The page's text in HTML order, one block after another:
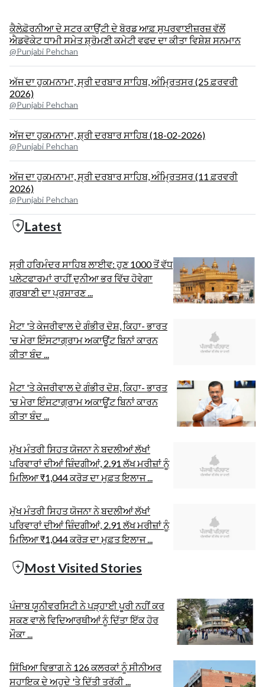
ਕੈਲੇਫ਼ੋਰਨੀਆ ਦੇ ਸਟਰ ਕਾਉਂਟੀ ਦੇ ਬੋਰਡ ਆਫ਼ ਸੁਪਰਵਾਈਜ਼ਰਜ਼ ਵੱਲੋਂ
ਐਡਵੋਕੇਟ ਧਾਮੀ ਸਮੇਤ ਸ਼੍ਰੋਮਣੀ ਕਮੇਟੀ ਵਫਦ ਦਾ ਕੀਤਾ ਵਿਸ਼ੇਸ਼ ਸਨਮਾਨ
@Punjabi Pehchan
ਅੱਜ ਦਾ ਹੁਕਮਨਾਮਾ, ਸ੍ਰੀ ਦਰਬਾਰ ਸਾਹਿਬ, ਅੰਮ੍ਰਿਤਸਰ (25 ਫ਼ਰਵਰੀ
2026)
@Punjabi Pehchan
ਅੱਜ ਦਾ ਹੁਕਮਨਾਮਾ, ਸ਼੍ਰੀ ਦਰਬਾਰ ਸਾਹਿਬ (18-02-2026)
@Punjabi Pehchan
ਅੱਜ ਦਾ ਹੁਕਮਨਾਮਾ, ਸ੍ਰੀ ਦਰਬਾਰ ਸਾਹਿਬ, ਅੰਮ੍ਰਿਤਸਰ (11 ਫ਼ਰਵਰੀ
2026)
@Punjabi Pehchan
Latest
ਸ੍ਰੀ ਹਰਿਮੰਦਰ ਸਾਹਿਬ ਲਾਈਵ: ਹੁਣ 1000 ਤੋਂ ਵੱਧ
ਪਲੇਟਫਾਰਮਾਂ ਰਾਹੀਂ ਦੁਨੀਆ ਭਰ ਵਿੱਚ ਹੋਵੇਗਾ
ਗੁਰਬਾਣੀ ਦਾ ਪ੍ਰਸਾਰਣ ...
ਮੈਟਾ 'ਤੇ ਕੇਜਰੀਵਾਲ ਦੇ ਗੰਭੀਰ ਦੋਸ਼, ਕਿਹਾ- ਭਾਰਤ
'ਚ ਮੇਰਾ ਇੰਸਟਾਗ੍ਰਾਮ ਅਕਾਊਂਟ ਬਿਨਾਂ ਕਾਰਨ
ਕੀਤਾ ਬੰਦ ...
ਮੈਟਾ 'ਤੇ ਕੇਜਰੀਵਾਲ ਦੇ ਗੰਭੀਰ ਦੋਸ਼, ਕਿਹਾ- ਭਾਰਤ
'ਚ ਮੇਰਾ ਇੰਸਟਾਗ੍ਰਾਮ ਅਕਾਊਂਟ ਬਿਨਾਂ ਕਾਰਨ
ਕੀਤਾ ਬੰਦ ...
ਮੁੱਖ ਮੰਤਰੀ ਸਿਹਤ ਯੋਜਨਾ ਨੇ ਬਦਲੀਆਂ ਲੱਖਾਂ
ਪਰਿਵਾਰਾਂ ਦੀਆਂ ਜ਼ਿੰਦਗੀਆਂ, 2.91 ਲੱਖ ਮਰੀਜ਼ਾਂ ਨੂੰ
ਮਿਲਿਆ ₹1,044 ਕਰੋੜ ਦਾ ਮੁਫ਼ਤ ਇਲਾਜ ...
ਮੁੱਖ ਮੰਤਰੀ ਸਿਹਤ ਯੋਜਨਾ ਨੇ ਬਦਲੀਆਂ ਲੱਖਾਂ
ਪਰਿਵਾਰਾਂ ਦੀਆਂ ਜ਼ਿੰਦਗੀਆਂ, 2.91 ਲੱਖ ਮਰੀਜ਼ਾਂ ਨੂੰ
ਮਿਲਿਆ ₹1,044 ਕਰੋੜ ਦਾ ਮੁਫ਼ਤ ਇਲਾਜ ...
Most Visited Stories
ਪੰਜਾਬ ਯੂਨੀਵਰਸਿਟੀ ਨੇ ਪੜ੍ਹਾਈ ਪੂਰੀ ਨਹੀਂ ਕਰ
ਸਕਣ ਵਾਲੇ ਵਿਦਿਆਰਥੀਆਂ ਨੂੰ ਦਿੱਤਾ ਇੱਕ ਹੋਰ
ਮੌਕਾ ...
ਸਿੱਖਿਆ ਵਿਭਾਗ ਨੇ 126 ਕਲਰਕਾਂ ਨੂੰ ਸੀਨੀਅਰ
ਸਹਾਇਕ ਦੇ ਅਹੁਦੇ 'ਤੇ ਦਿੱਤੀ ਤਰੱਕੀ ...